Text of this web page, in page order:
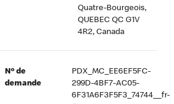
Quatre-Bourgeois,
QUEBEC QC G1V
4R2, Canada
Nº de
demande
PDX_MC_EE6EF5FC-
299D-4BF7-AC05-
6F31A6F3F5F3_74744__fr-